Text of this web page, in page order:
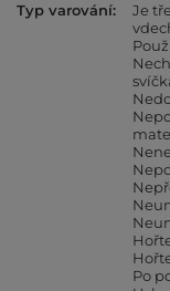
Typ varování
Je
Po